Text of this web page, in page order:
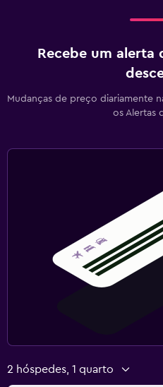
Recebe um alerta
Mudanças de preço diariamente
os Alertas
2 hóspedes, 1 quarto